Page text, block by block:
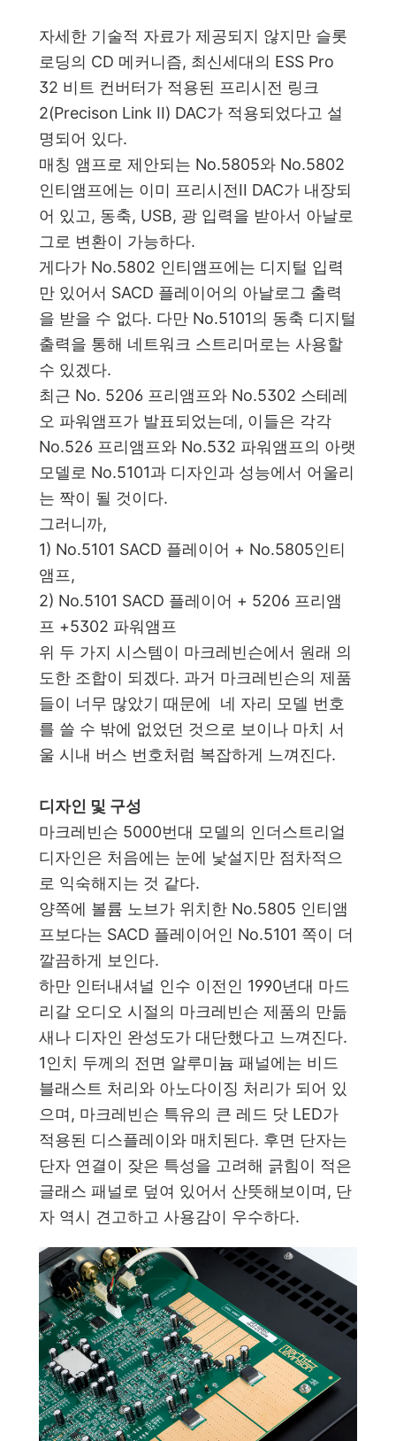
자세한 기술적 자료가 제공되지 않지만 슬롯
로딩의 CD 메커니즘, 최신세대의 ESS Pro
32 비트 컨버터가 적용된 프리시전 링크
2(Precison Link II) DAC가 적용되었다고 설
명되어 있다.
매칭 앰프로 제안되는 No.5805와 No.5802
인티앰프에는 이미 프리시전II DAC가 내장되
어 있고, 동축, USB, 광 입력을 받아서 아날로
그로 변환이 가능하다.
게다가 No.5802 인티앰프에는 디지털 입력
만 있어서 SACD 플레이어의 아날로그 출력
을 받을 수 없다. 다만 No.5101의 동축 디지털
출력을 통해 네트워크 스트리머로는 사용할
수 있겠다.
최근 No. 5206 프리앰프와 No.5302 스테레
오 파워앰프가 발표되었는데, 이들은 각각
No.526 프리앰프와 No.532 파워앰프의 아랫
모델로 No.5101과 디자인과 성능에서 어울리
는 짝이 될 것이다.
그러니까,
1) No.5101 SACD 플레이어 + No.5805인티
앰프,
2) No.5101 SACD 플레이어 + 5206 프리앰
프 +5302 파워앰프
위 두 가지 시스템이 마크레빈슨에서 원래 의
도한 조합이 되겠다. 과거 마크레빈슨의 제품
들이 너무 많았기 때문에 네 자리 모델 번호
를 쓸 수 밖에 없었던 것으로 보이나 마치 서
울 시내 버스 번호처럼 복잡하게 느껴진다.
디자인 및 구성
마크레빈슨 5000번대 모델의 인더스트리얼
디자인은 처음에는 눈에 낯설지만 점차적으
로 익숙해지는 것 같다.
양쪽에 볼륨 노브가 위치한 No.5805 인티앰
프보다는 SACD 플레이어인 No.5101 쪽이 더
깔끔하게 보인다.
하만 인터내셔널 인수 이전인 1990년대 마드
리갈 오디오 시절의 마크레빈슨 제품의 만듦
새나 디자인 완성도가 대단했다고 느껴진다.
1인치 두께의 전면 알루미늄 패널에는 비드
블래스트 처리와 아노다이징 처리가 되어 있
으며, 마크레빈슨 특유의 큰 레드 닷 LED가
적용된 디스플레이와 매치된다. 후면 단자는
단자 연결이 잦은 특성을 고려해 긁힘이 적은
글래스 패널로 덮여 있어서 산뜻해보이며, 단
자 역시 견고하고 사용감이 우수하다.